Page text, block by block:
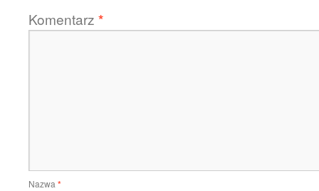
Komentarz *
Nazwa *